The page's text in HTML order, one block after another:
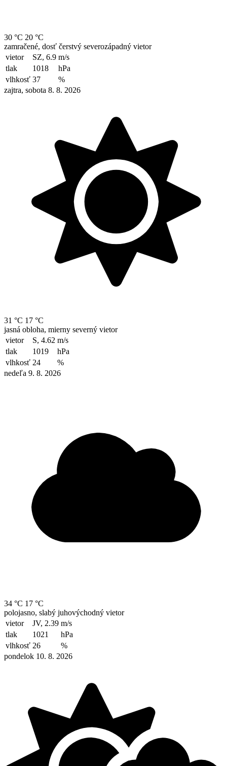
30 °C 20 °C
zamračené, dosť čerstvý severozápadný vietor
vietor
SZ, 6.9 m/s
tlak
1018
hPa
vlhkosť 37
%
zajtra, sobota 8. 8. 2026
31 °C 17 °C
jasná obloha, mierny severný vietor
vietor
S, 4.62 m/s
tlak
1019
hPa
vlhkosť 24
%
nedeľa 9. 8. 2026
34 °C 17 °C
polojasno, slabý juhovýchodný vietor
vietor
JV, 2.39 m/s
tlak
1021
hPa
vlhkosť 26
%
pondelok 10. 8. 2026